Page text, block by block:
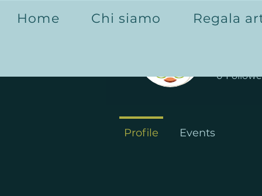
Home Chi siamo Regala
0
Profile Events